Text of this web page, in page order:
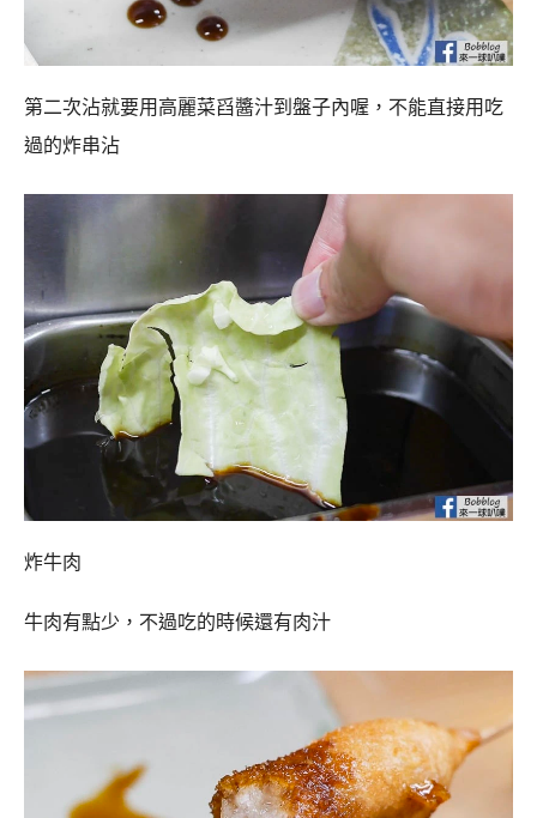
第二次沾就要用高麗菜舀醬汁到盤子內喔，不能直接用吃
過的炸串沾
炸牛肉
牛肉有點少，不過吃的時候還有肉汁